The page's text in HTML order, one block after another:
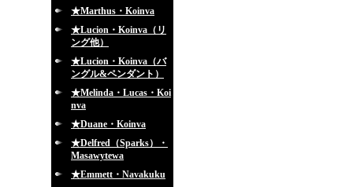
★Marthus・Koinva
★Lucion・Koinva（リ
ング他）
★Lucion・Koinva（バ
ングル&ペンダント）
★Melinda・Lucas・Koi
nva
★Duane・Koinva
★Delfred（Sparks）・
Masawytewa
★Emmett・Navakuku